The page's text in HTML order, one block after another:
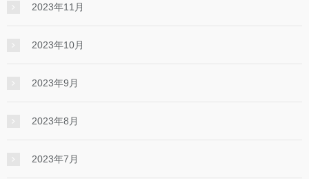
2023年11月
2023年10月
2023年9月
2023年8月
2023年7月